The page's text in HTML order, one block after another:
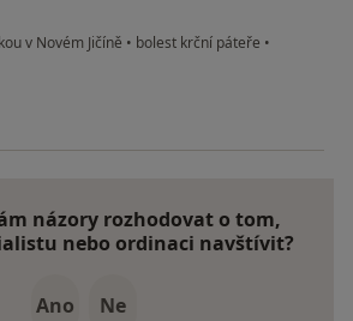
v Novém Jičíně • bolest krční páteře •
účet byl odstraněn
názory rozhodovat o tom,
nebo ordinaci navštívit?
Ano Ne